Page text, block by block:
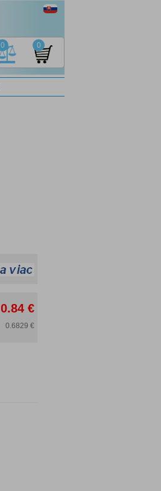
0 0
0.84 €
0.6829 €